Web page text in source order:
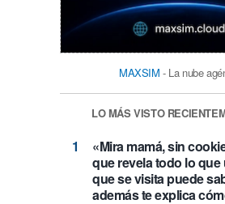
MAXSIM - La nube
LO MÁS VISTO
«Mira mamá, sin
que revela todo lo que
que se visita puede
además te explica